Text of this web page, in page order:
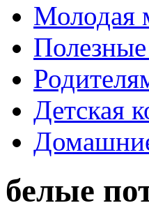
Молодая
Детская
белые